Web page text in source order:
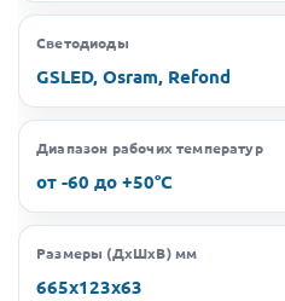
Светодиоды
GSLED, Osram, Refond
Диапазон рабочих температур
от -60 до +50°C
Размеры (ДхШхВ) мм
665х123х63